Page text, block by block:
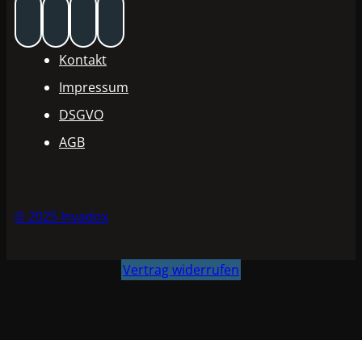
Kontakt
Impressum
DSGVO
AGB
© 2025 Invadox
Vertrag widerrufen